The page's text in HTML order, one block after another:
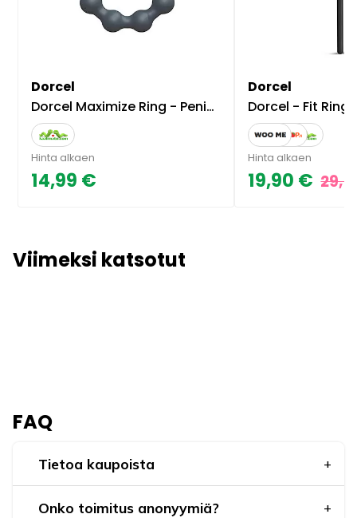
Dorcel
Dorcel Maximize Ring - Penisrengas
Hinta alkaen
14,99 €
Dorcel
Dorcel - Fit Ring
Hinta alkaen
19,90 €
Viimeksi katsotut
FAQ
Tietoa kaupoista
Onko toimitus anonyymiä?